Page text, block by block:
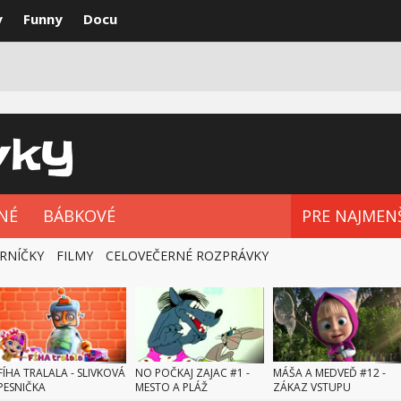
Funny Docu
BÁBKOVÉ PRE
FILMY CELOVEČERNÉ ROZPRÁVKY
TRALALA - SLIVKOVÁ
NO POČKAJ ZAJAC #1 -
MESTO A PLÁŽ
MÁŠA A MEDVEĎ #12 -
ZÁKAZ VSTUPU